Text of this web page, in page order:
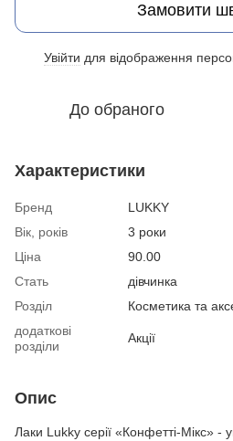
Замовити
Увійти для відображення
До обраного
Характеристики
Бренд
LUKKY
Вік, років
3 роки
Ціна
90.00
Стать
дівчинка
Розділ
Косметика та
додаткові
розділи
Акції
Опис
Лаки Lukky серії «Конфетті-Мікс» -